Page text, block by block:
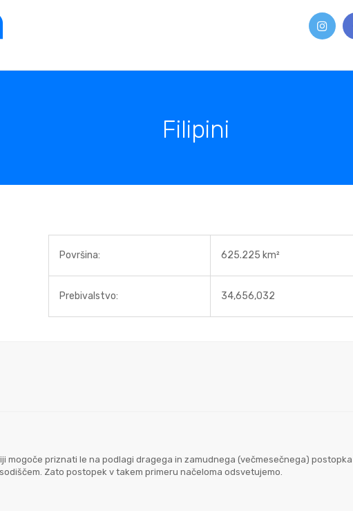
Filipini
Površina: 625.225 km²
Prebivalstvo: 34,656,032
mogoče priznati le na podlagi dragega in zamudnega (večmesečnega) postopka
Zato postopek v takem primeru načeloma odsvetujemo.